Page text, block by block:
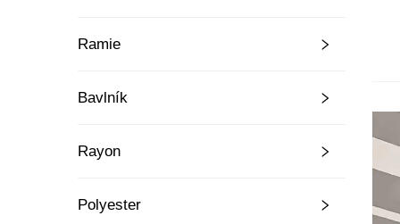
Ramie
Bavlník
Rayon
Polyester